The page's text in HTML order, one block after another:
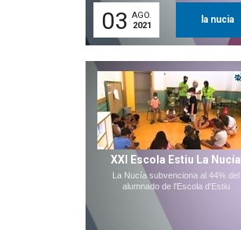
03 AGO.
2021
la nucia
XXI Escola Estiu La Nucía
La Nucía subvenciona al 44% del
alumnado de l'Escola d'Estiu